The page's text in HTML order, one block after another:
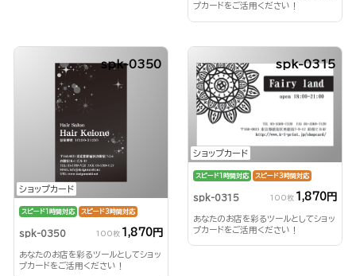
プカードをご活用ください！
ショップカード
spk-0350
スピード1時間対応 スピード3時間対応
spk-0350 100枚 1,870円
あなたのお店を彩るツールとしてショッ
プカードをご活用ください！
ショップカード
spk-0315
スピード1時間対応 スピード3時間対応
spk-0315 100枚 1,870円
あなたのお店を彩るツールとしてショッ
プカードをご活用ください！